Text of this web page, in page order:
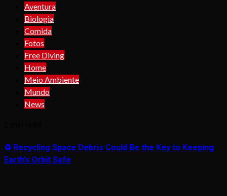
Aventura
Biologia
Comida
Fotos
Free Diving
Home
Meio Ambiente
Mundo
News
♻️ Recycling Space Debris Could Be the Key to Keeping
Earth’s Orbit Safe